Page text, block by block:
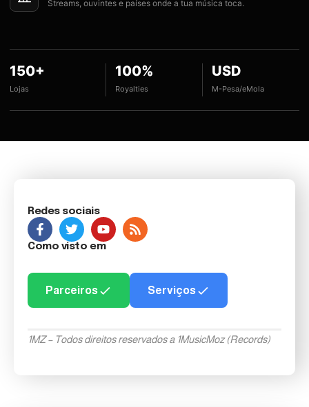
Streams, ouvintes e países onde a tua música toca.
150+
Lojas
100%
Royalties
USD
M-Pesa/eMola
Redes sociais
Como visto em
Parceiros Serviços
1MZ – Todos direitos reservados a 1MusicMoz (Records)